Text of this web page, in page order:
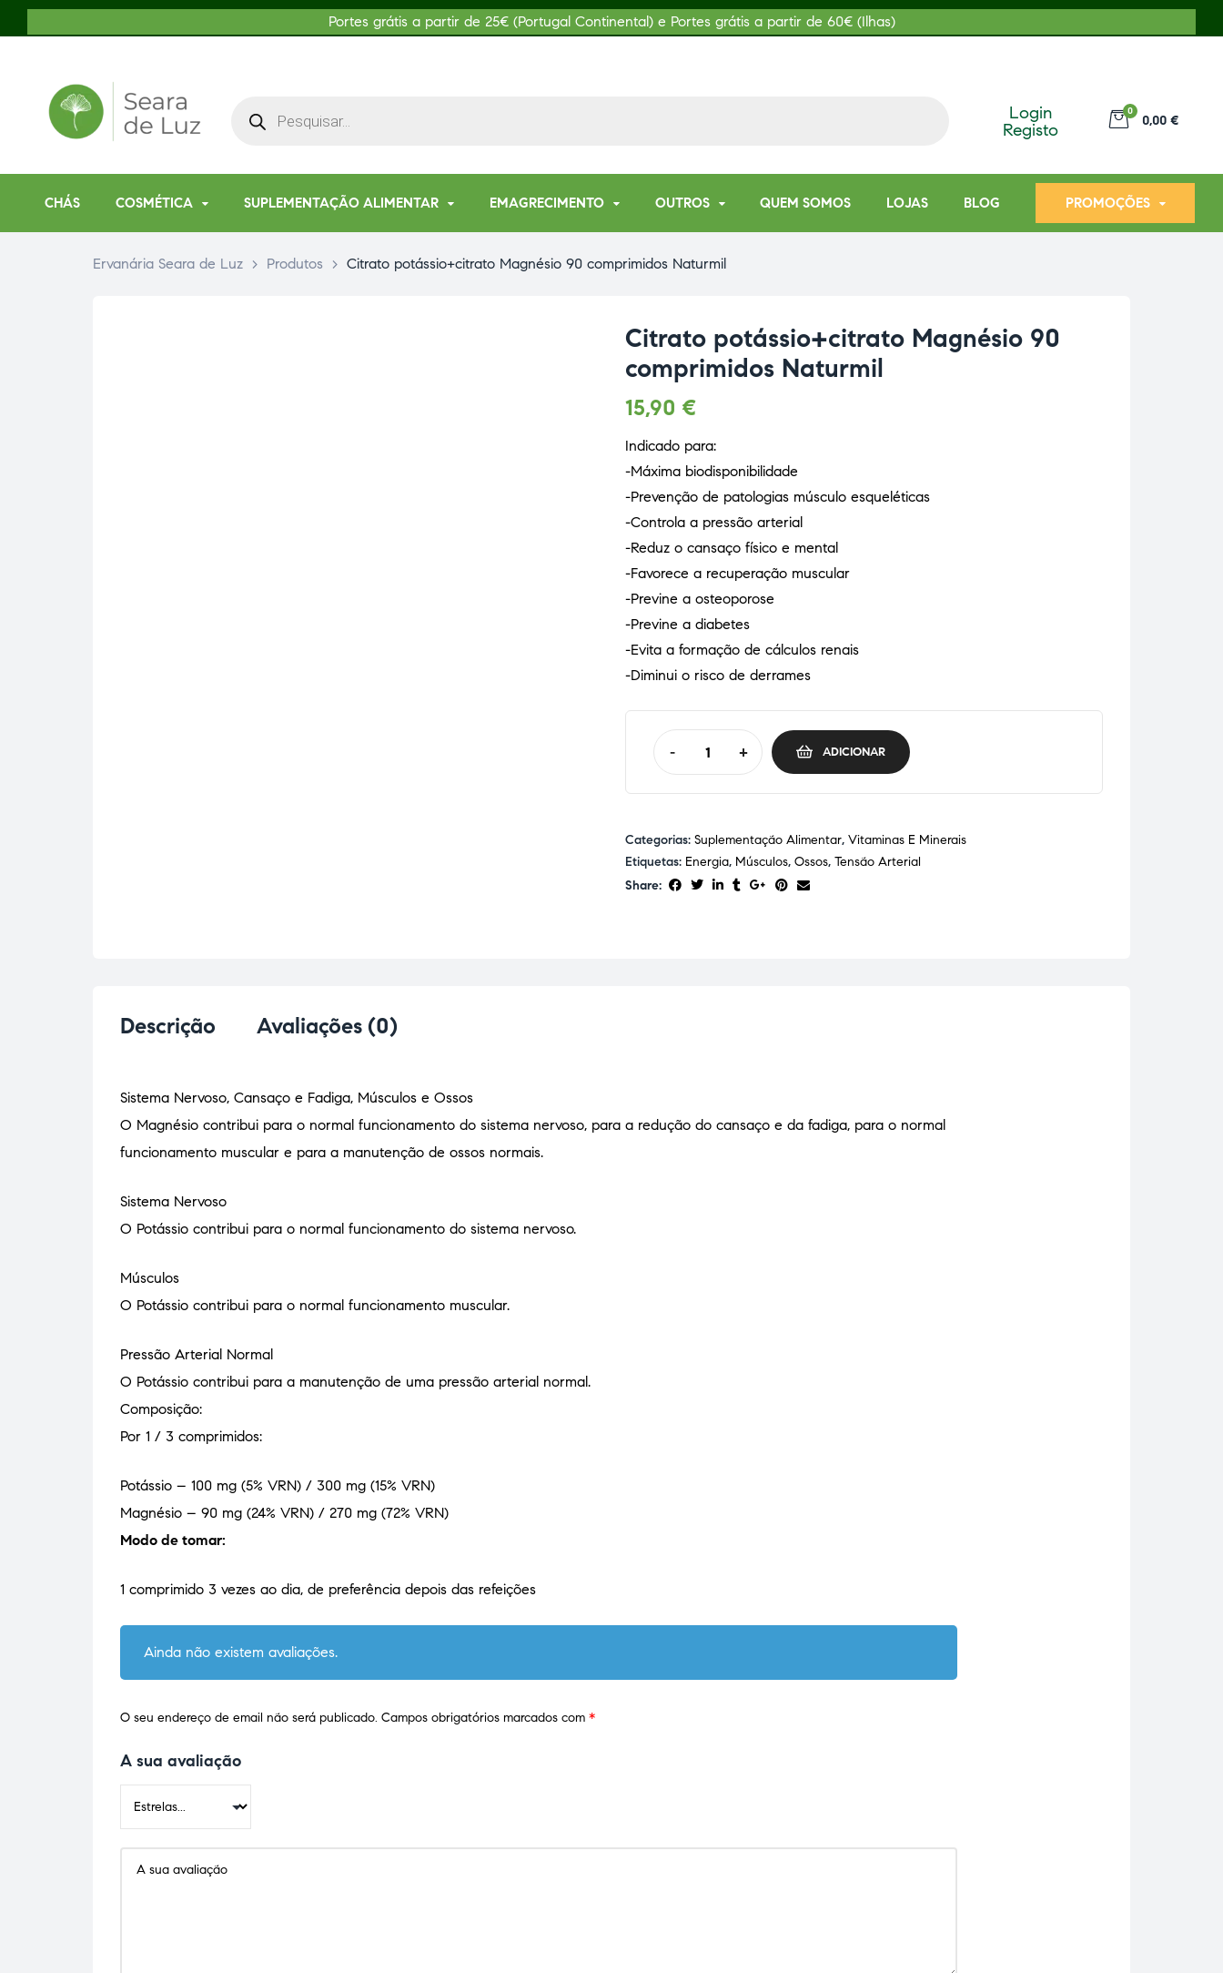
Portes grátis a partir de 25€ (Portugal Continental) e Portes grátis a partir de 60€ (Ilhas)
Login
Registo
0
0,00 €
CHÁS COSMÉTICA SUPLEMENTAÇÃO ALIMENTAR EMAGRECIMENTO OUTROS QUEM SOMOS LOJAS BLOG PROMOÇÕES
Ervanária Seara de Luz > Produtos > Citrato potássio+citrato Magnésio 90 comprimidos Naturmil
Citrato potássio+citrato Magnésio 90
comprimidos Naturmil
15,90 €
Indicado para:
-Máxima biodisponibilidade
-Prevenção de patologias músculo esqueléticas
-Controla a pressão arterial
-Reduz o cansaço físico e mental
-Favorece a recuperação muscular
-Previne a osteoporose
-Previne a diabetes
-Evita a formação de cálculos renais
-Diminui o risco de derrames
- + ADICIONAR
Categorias: Suplementação Alimentar, Vitaminas E Minerais
Etiquetas: Energia, Músculos, Ossos, Tensão Arterial
Share:
Descrição Avaliações (0)
Sistema Nervoso, Cansaço e Fadiga, Músculos e Ossos
O Magnésio contribui para o normal funcionamento do sistema nervoso, para a redução do cansaço e da fadiga, para o normal
funcionamento muscular e para a manutenção de ossos normais.
Sistema Nervoso
O Potássio contribui para o normal funcionamento do sistema nervoso.
Músculos
O Potássio contribui para o normal funcionamento muscular.
Pressão Arterial Normal
O Potássio contribui para a manutenção de uma pressão arterial normal.
Composição:
Por 1 / 3 comprimidos:
Potássio – 100 mg (5% VRN) / 300 mg (15% VRN)
Magnésio – 90 mg (24% VRN) / 270 mg (72% VRN)
Modo de tomar:
1 comprimido 3 vezes ao dia, de preferência depois das refeições
Ainda não existem avaliações.
O seu endereço de email não será publicado. Campos obrigatórios marcados com *
A sua avaliação